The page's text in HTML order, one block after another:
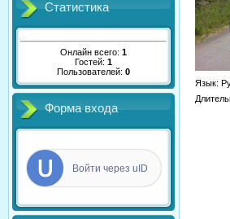
Статистика
Онлайн всего: 1
Гостей: 1
Пользователей: 0
Форма входа
Войти через uID
Язык: